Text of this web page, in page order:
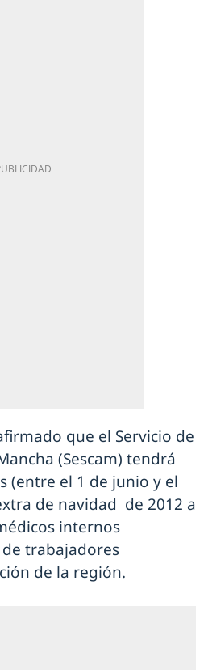
que el Servicio de
(Sescam) tendrá
(entre el 1 de junio y el
de navidad de 2012 a
internos
trabajadores
de la región.